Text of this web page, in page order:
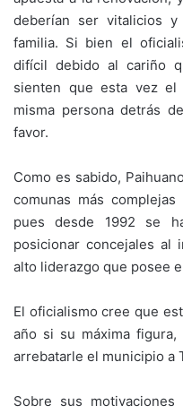
deberían ser vitalicios
familia. Si bien el
difícil debido al cariño
sienten que esta vez
misma persona detrás
favor.
Como es sabido,
comunas más
pues desde 1992 se
posicionar concejales al
alto liderazgo que posee
El oficialismo cree que
año si su máxima
arrebatarle el municipio a
Sobre sus